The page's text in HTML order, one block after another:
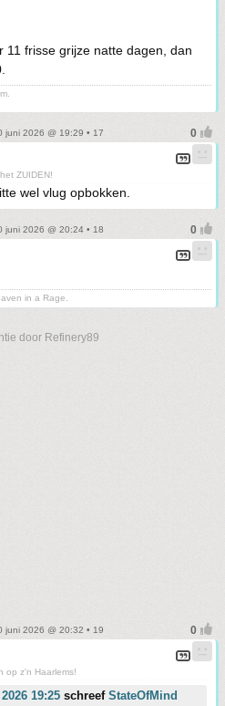
11 frisse grijze natte dagen, dan
juni 2026 @ 19:29 • 17
het ZUIDEN!
wel vlug opbokken.
juni 2026 @ 20:24 • 18
in a Rage.
door Refinery89
juni 2026 @ 20:32 • 19
op z'n Haarlems!
19:25 schreef StateOfMind